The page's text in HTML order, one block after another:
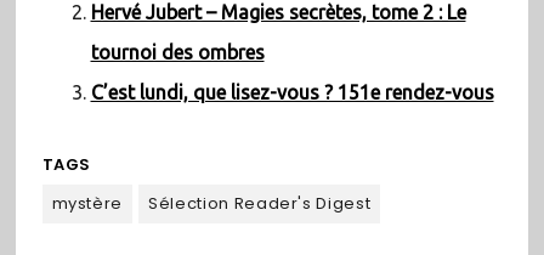
Hervé Jubert – Magies secrètes, tome 2 : Le
tournoi des ombres
C’est lundi, que lisez-vous ? 151e rendez-vous
TAGS
mystère
Sélection Reader's Digest